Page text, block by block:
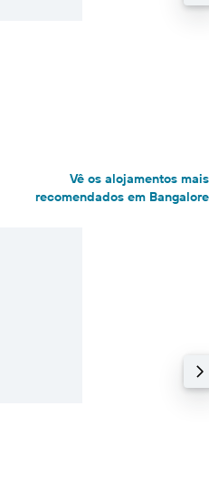
Vê os alojamentos mais
recomendados em Bangalore